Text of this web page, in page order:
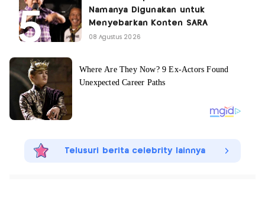
Namanya Digunakan untuk
Menyebarkan Konten SARA
08 Agustus 2026
Telusuri berita celebrity lainnya